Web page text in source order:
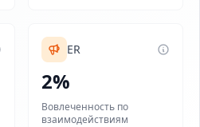
ER
2%
Вовлеченность по
взаимодействиям